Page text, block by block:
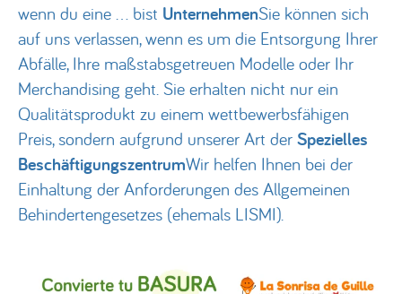
wenn du eine ... bist UnternehmenSie können sich
auf uns verlassen, wenn es um die Entsorgung Ihrer
Abfälle, Ihre maßstabsgetreuen Modelle oder Ihr
Merchandising geht. Sie erhalten nicht nur ein
Qualitätsprodukt zu einem wettbewerbsfähigen
Preis, sondern aufgrund unserer Art der Spezielles
BeschäftigungszentrumWir helfen Ihnen bei der
Einhaltung der Anforderungen des Allgemeinen
Behindertengesetzes (ehemals LISMI).